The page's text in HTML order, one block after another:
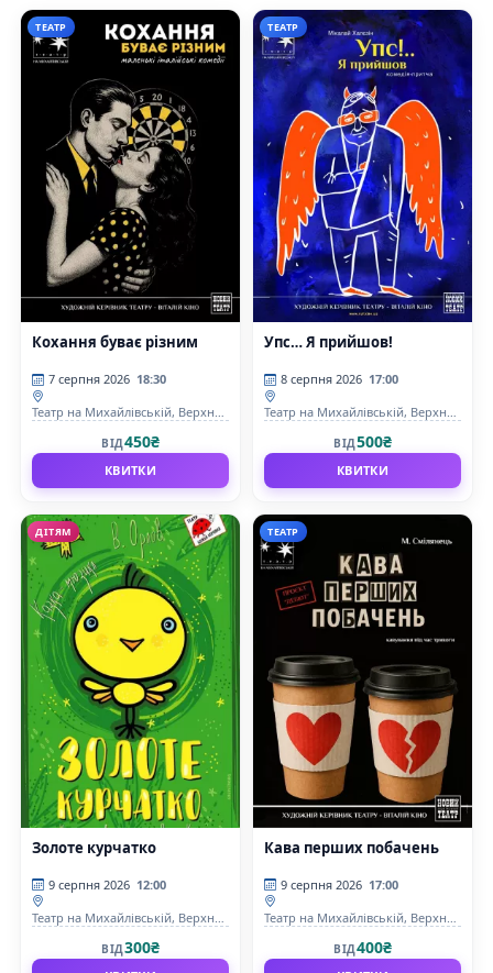
ТЕАТР
Кохання буває різним
7 серпня 2026 18:30
Театр на Михайлівській, Верхня
ВІД450₴
КВИТКИ
ТЕАТР
Упс… Я прийшов!
8 серпня 2026 17:00
Театр на Михайлівській, Верхня
ВІД500₴
КВИТКИ
ДІТЯМ
Золоте курчатко
9 серпня 2026 12:00
Театр на Михайлівській, Верхня
ВІД300₴
ТЕАТР
Кава перших побачень
9 серпня 2026 17:00
Театр на Михайлівській, Верхня
ВІД400₴